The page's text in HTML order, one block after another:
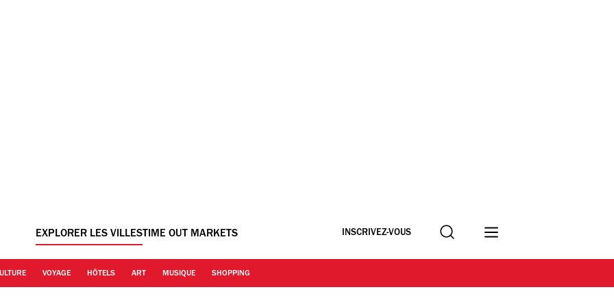
EXPLORER LES VILLESTIME OUT MARKETS INSCRIVEZ-VOUS Recherche
VOYAGE HÔTELS ART MUSIQUE SHOPPING